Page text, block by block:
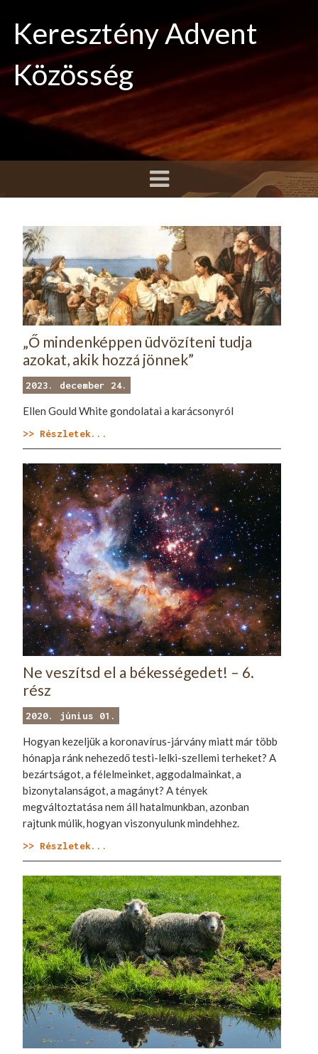
Keresztény Advent
Közösség
„Ő mindenképpen üdvözíteni tudja
azokat, akik hozzá jönnek”
2023. december 24.
Ellen Gould White gondolatai a karácsonyról
>> Részletek...
Ne veszítsd el a békességedet! – 6.
rész
2020. június 01.
Hogyan kezeljük a koronavírus-járvány miatt már több
hónapja ránk nehezedő testi-lelki-szellemi terheket? A
bezártságot, a félelmeinket, aggodalmainkat, a
bizonytalanságot, a magányt? A tények
megváltoztatása nem áll hatalmunkban, azonban
rajtunk múlik, hogyan viszonyulunk mindehhez.
>> Részletek...